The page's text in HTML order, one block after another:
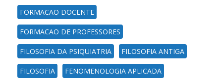
FORMACAO DOCENTE
FORMACAO DE PROFESSORES
FILOSOFIA DA PSIQUIATRIA FILOSOFIA ANTIGA
FILOSOFIA FENOMENOLOGIA APLICADA